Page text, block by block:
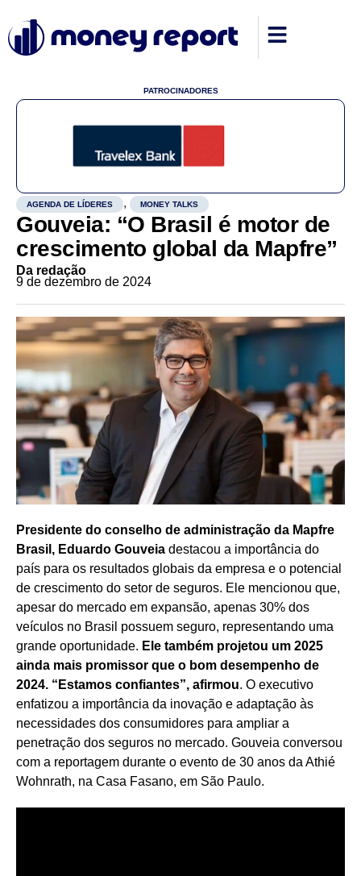
PATROCINADORES
AGENDA DE LÍDERES , MONEY TALKS
Gouveia: “O Brasil é motor de
crescimento global da Mapfre”
Da redação
9 de dezembro de 2024
Presidente do conselho de administração da Mapfre
Brasil, Eduardo Gouveia destacou a importância do
país para os resultados globais da empresa e o potencial
de crescimento do setor de seguros. Ele mencionou que,
apesar do mercado em expansão, apenas 30% dos
veículos no Brasil possuem seguro, representando uma
grande oportunidade. Ele também projetou um 2025
ainda mais promissor que o bom desempenho de
2024. “Estamos confiantes”, afirmou. O executivo
enfatizou a importância da inovação e adaptação às
necessidades dos consumidores para ampliar a
penetração dos seguros no mercado. Gouveia conversou
com a reportagem durante o evento de 30 anos da Athié
Wohnrath, na Casa Fasano, em São Paulo.